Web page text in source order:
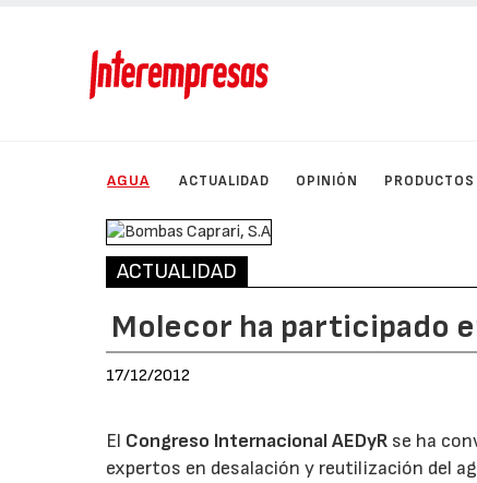
AGUA ACTUALIDAD OPINIÓN PRODUCTOS
ACTUALIDAD
Molecor ha participado
17/12/2012
El Congreso Internacional AEDyR se ha
expertos en desalación y reutilización del